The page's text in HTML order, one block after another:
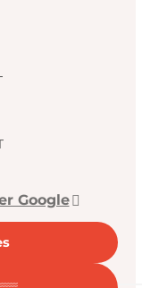
Google